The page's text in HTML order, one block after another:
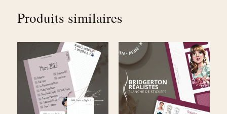
Produits similaires
Ce
produit
a
plusieurs
variations.
Les
Plage
de
prix :
€9.99
à
€11.49
Ce
produit
a
plusieurs
Les